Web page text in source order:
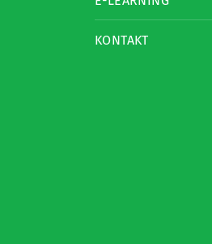
KONTAKT